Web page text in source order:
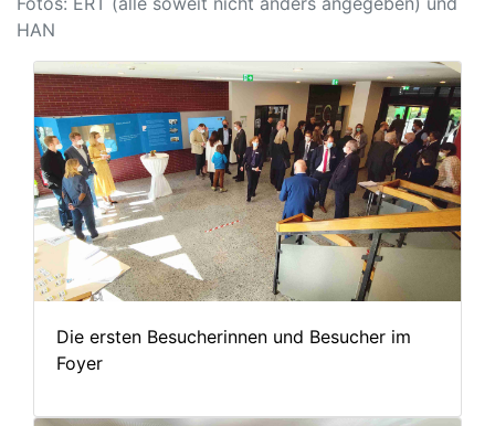
HAN
Die ersten Besucherinnen und Besucher im
Foyer